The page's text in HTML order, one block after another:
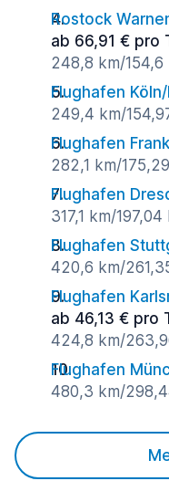
Rostock
ab 66,91 € pro
248,8 km/
Flughafen
249,4 km/
Flughafen
282,1 km/
Flughafen
317,1 km/
Flughafen
420,6 km/
Flughafen
ab 46,13 € pro
424,8 km/
Flughafen
480,3 km/